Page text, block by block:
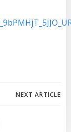
NEXT ARTICLE